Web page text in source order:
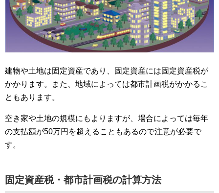
建物や土地は固定資産であり、固定資産には固定資産税が
かかります。また、地域によっては都市計画税がかかるこ
ともあります。
空き家や土地の規模にもよりますが、場合によっては毎年
の支払額が50万円を超えることもあるので注意が必要で
す。
固定資産税・都市計画税の計算方法